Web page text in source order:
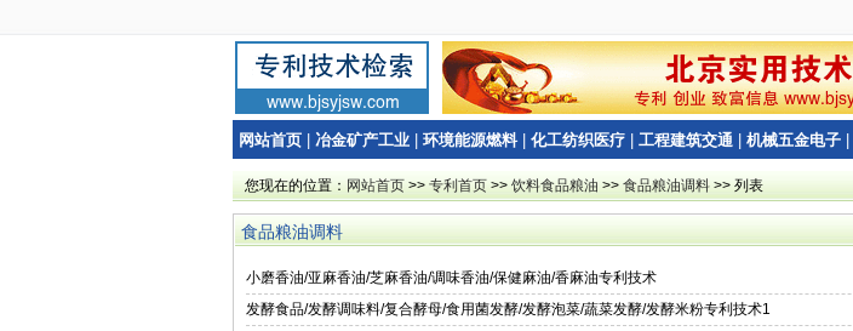
网站首页 冶金矿产工业 环境能源燃料| 化工纺织医疗 工程建筑交通 机械五金电子
您现在的位置： 网站首页 >> 专利首页 >> 饮料食品粮油 >> 食品粮油调料 >> 列表
食品粮油调料
小磨香油/亚麻香油/芝麻香油/调味香油/保健麻油/香麻油专利技术
发酵食品/发酵调味料/复合酵母/食用菌发酵/发酵泡菜/蔬菜发酵/发酵米粉专利技术1